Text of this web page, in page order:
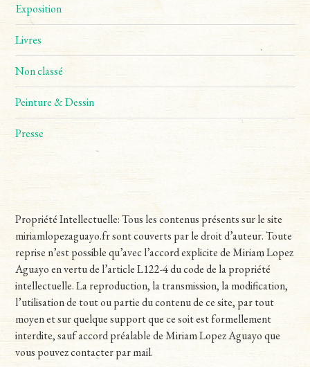
Exposition
Livres
Non classé
Peinture & Dessin
Presse
Propriété Intellectuelle: Tous les contenus présents sur le site
miriamlopezaguayo.fr sont couverts par le droit d’auteur. Toute
reprise n’est possible qu’avec l’accord explicite de Miriam Lopez
Aguayo en vertu de l’article L122-4 du code de la propriété
intellectuelle. La reproduction, la transmission, la modification,
l’utilisation de tout ou partie du contenu de ce site, par tout
moyen et sur quelque support que ce soit est formellement
interdite, sauf accord préalable de Miriam Lopez Aguayo que
vous pouvez contacter par mail.